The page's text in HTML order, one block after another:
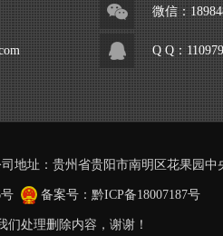
微信：
Q Q：
司地址：贵州省贵阳市南明区花果园
备案号：黔ICP备18007187号
处理删除内容，谢谢！